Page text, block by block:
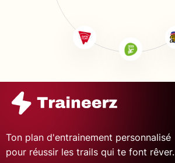
Ton plan d'entrainement personnalisé
pour réussir les trails qui te font rêver.